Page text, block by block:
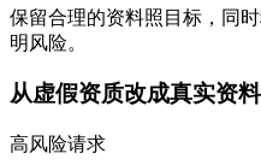
保留合理的资料照目标，同
明风险。
从虚假资质改成真实资
高风险请求